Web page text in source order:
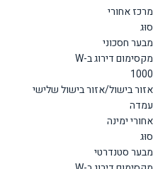
מרכז אחורי
סוּג
מבער חסכוני
מקסימום דירוג ב-W
1000
אזור בישול/אזור בישול שלישי
עמדה
אחורי ימינה
סוּג
מבער סטנדרטי